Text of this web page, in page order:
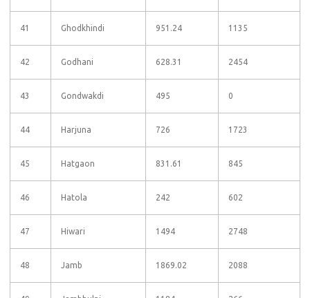
41 Ghodkhindi 951.24 1135
42 Godhani 628.31 2454
43 Gondwakdi 495 0
44 Harjuna 726 1723
45 Hatgaon 831.61 845
46 Hatola 242 602
47 Hiwari 1494 2748
48 Jamb 1869.02 2088